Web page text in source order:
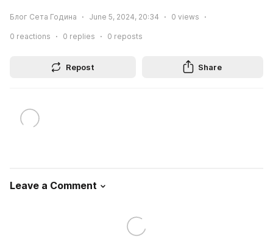
Блог Сета Година June 5, 2024, 20:34 0 views
0 reactions 0 replies 0 reposts
Repost Share
Leave a Comment